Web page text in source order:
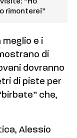
“Ho
rimonterei”
meglio e i
di
dovranno
di piste per
che,
Alessio